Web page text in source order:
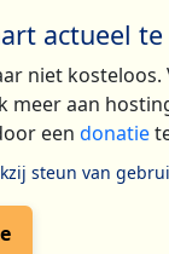
actueel
niet
meer aan
een donatie
steun van